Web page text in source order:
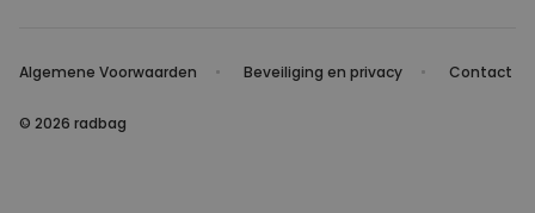
Algemene Voorwaarden Beveiliging en privacy Contact
© 2026 radbag